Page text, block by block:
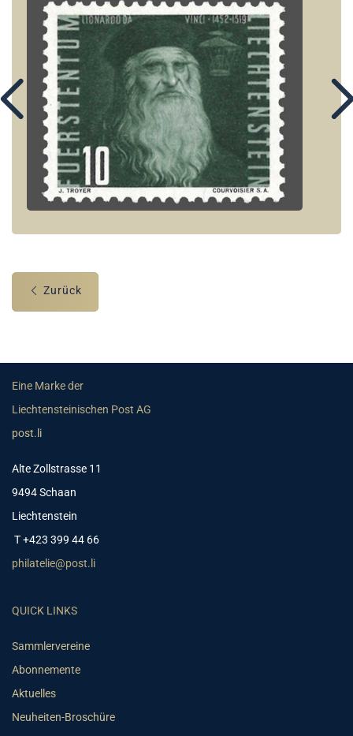
Zurück
Eine Marke der
Liechtensteinischen Post AG
post.li
Alte Zollstrasse 11
9494 Schaan
Liechtenstein
T +423 399 44 66
philatelie@post.li
QUICK LINKS
Sammlervereine
Abonnemente
Aktuelles
Neuheiten-Broschüre